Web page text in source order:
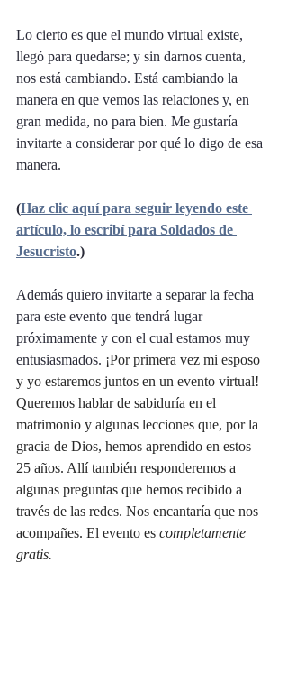
Lo cierto es que el mundo virtual existe,
llegó para quedarse; y sin darnos cuenta,
nos está cambiando. Está cambiando la
manera en que vemos las relaciones y, en
gran medida, no para bien. Me gustaría
invitarte a considerar por qué lo digo de esa
manera.
(Haz clic aquí para seguir leyendo este
artículo, lo escribí para Soldados de
Jesucristo.)
Además quiero invitarte a separar la fecha
para este evento que tendrá lugar
próximamente y con el cual estamos muy
entusiasmados. ¡Por primera vez mi esposo
y yo estaremos juntos en un evento virtual!
Queremos hablar de sabiduría en el
matrimonio y algunas lecciones que, por la
gracia de Dios, hemos aprendido en estos
25 años. Allí también responderemos a
algunas preguntas que hemos recibido a
través de las redes. Nos encantaría que nos
acompañes. El evento es completamente
gratis.